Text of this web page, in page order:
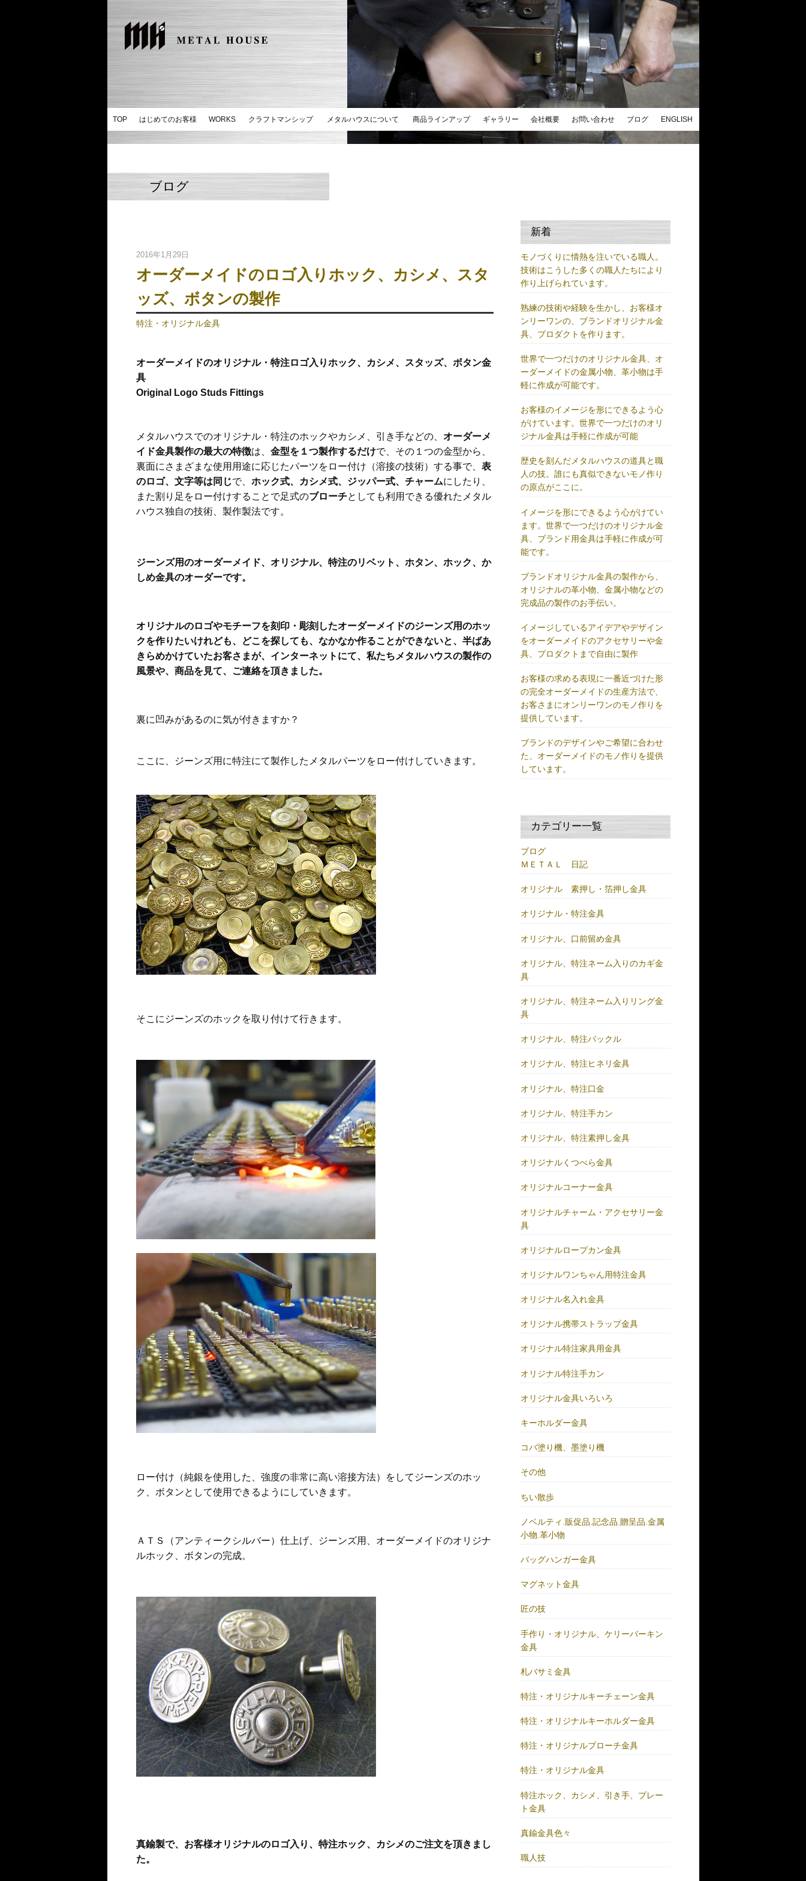
TOP はじめてのお客様 WORKS クラフトマンシップ メタルハウスについて 商品ラインアップ ギャラリー 会社概要 お問い合わせ ブログ ENGLISH
ブログ
2016年1月29日
オーダーメイドのロゴ入りホック、カシメ、スタ
ッズ、ボタンの製作
特注・オリジナル金具
オーダーメイドのオリジナル・特注ロゴ入りホック、カシメ、スタッズ、ボタン金
具
Original Logo Studs Fittings
メタルハウスでのオリジナル・特注のホックやカシメ、引き手などの、 オーダーメ
イド金具製作の最大の特徴は、 金型を１つ製作するだけで、その１つの金型から、
裏面にさまざまな使用用途に応じたパーツをロー付け（溶接の技術）する事で、 表
のロゴ、文字等は同じで、 ホック式、カシメ式、ジッパー式、チャームにしたり、
また割り足をロー付けすることで足式のブローチとしても利用できる優れたメタル
ハウス独自の技術、 製作製法です。
ジーンズ用のオーダーメイド、オリジナル、特注のリベット、ホタン、ホック、か
しめ金具のオーダーです。
オリジナルのロゴやモチーフを刻印・彫刻したオーダーメイドのジーンズ用のホッ
クを作りたいけれども、どこを探しても、なかなか作ることができないと、半ばあ
きらめかけていたお客さまが、インターネットにて、私たちメタルハウスの製作の
風景や、商品を見て、ご連絡を頂きました。
裏に凹みがあるのに気が付きますか？
ここに、ジーンズ用に特注にて製作したメタルパーツをロー付けしていきます。
そこにジーンズのホックを取り付けて行きます。
ロー付け（純銀を使用した、強度の非常に高い溶接方法）をしてジーンズのホッ
ク、ボタンとして使用できるようにしていきます。
ＡＴＳ（アンティークシルバー）仕上げ、ジーンズ用、オーダーメイドのオリジナ
ルホック、ボタンの完成。
真鍮製で、お客様オリジナルのロゴ入り、特注ホック、カシメのご注文を頂きまし
た。
新着
モノづくりに情熱を注いでいる職人。
技術はこうした多くの職人たちにより
作り上げられています。
熟練の技術や経験を生かし、お客様オ
ンリーワンの、ブランドオリジナル金
具、プロダクトを作ります。
世界で一つだけのオリジナル金具、オ
ーダーメイドの金属小物、革小物は手
軽に作成が可能です。
お客様のイメージを形にできるよう心
がけています。世界で一つだけのオリ
ジナル金具は手軽に作成が可能
歴史を刻んだメタルハウスの道具と職
人の技。誰にも真似できないモノ作り
の原点がここに。
イメージを形にできるよう心がけてい
ます。世界で一つだけのオリジナル金
具、ブランド用金具は手軽に作成が可
能です。
ブランドオリジナル金具の製作から、
オリジナルの革小物、金属小物などの
完成品の製作のお手伝い。
イメージしているアイデアやデザイン
をオーダーメイドのアクセサリーや金
具、プロダクトまで自由に製作
お客様の求める表現に一番近づけた形
の完全オーダーメイドの生産方法で、
お客さまにオンリーワンのモノ作りを
提供しています。
ブランドのデザインやご希望に合わせ
た、オーダーメイドのモノ作りを提供
しています。
カテゴリー一覧
ブログ
ＭＥＴＡＬ 日記
オリジナル 素押し・箔押し金具
オリジナル・特注金具
オリジナル、口前留め金具
オリジナル、特注ネーム入りのカギ金
具
オリジナル、特注ネーム入りリング金
具
オリジナル、特注バックル
オリジナル、特注ヒネリ金具
オリジナル、特注口金
オリジナル、特注手カン
オリジナル、特注素押し金具
オリジナルくつべら金具
オリジナルコーナー金具
オリジナルチャーム・アクセサリー金
具
オリジナルロープカン金具
オリジナルワンちゃん用特注金具
オリジナル名入れ金具
オリジナル携帯ストラップ金具
オリジナル特注家具用金具
オリジナル特注手カン
オリジナル金具いろいろ
キーホルダー金具
コバ塗り機、墨塗り機
その他
ちい散歩
ノベルティ.販促品.記念品.贈呈品.金属
小物.革小物
バッグハンガー金具
マグネット金具
匠の技
手作り・オリジナル、ケリーバーキン
金具
札バサミ金具
特注・オリジナルキーチェーン金具
特注・オリジナルキーホルダー金具
特注・オリジナルブローチ金具
特注・オリジナル金具
特注ホック、カシメ、引き手、プレー
ト金具
真鍮金具色々
職人技